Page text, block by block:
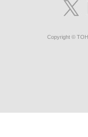
Copyright ©